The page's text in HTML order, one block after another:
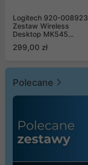
Logitech 920-008923
Zestaw Wireless
Desktop MK545
299,00 zł
Polecane